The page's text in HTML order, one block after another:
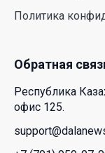
какие
26 Июл. 2026 12:11
Межпартийные
23 Июл. 2026 21:15
Политика
Обратная
Республика
офис 125.